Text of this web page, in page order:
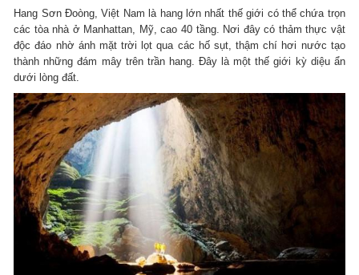
Hang Sơn Đoòng, Việt Nam là hang lớn nhất thế giới có thể chứa trọn
các tòa nhà ở Manhattan, Mỹ, cao 40 tầng. Nơi đây có thảm thực vật
độc đáo nhờ ánh mặt trời lọt qua các hố sụt, thậm chí hơi nước tạo
thành những đám mây trên trần hang. Đây là một thế giới kỳ diệu ẩn
dưới lòng đất.